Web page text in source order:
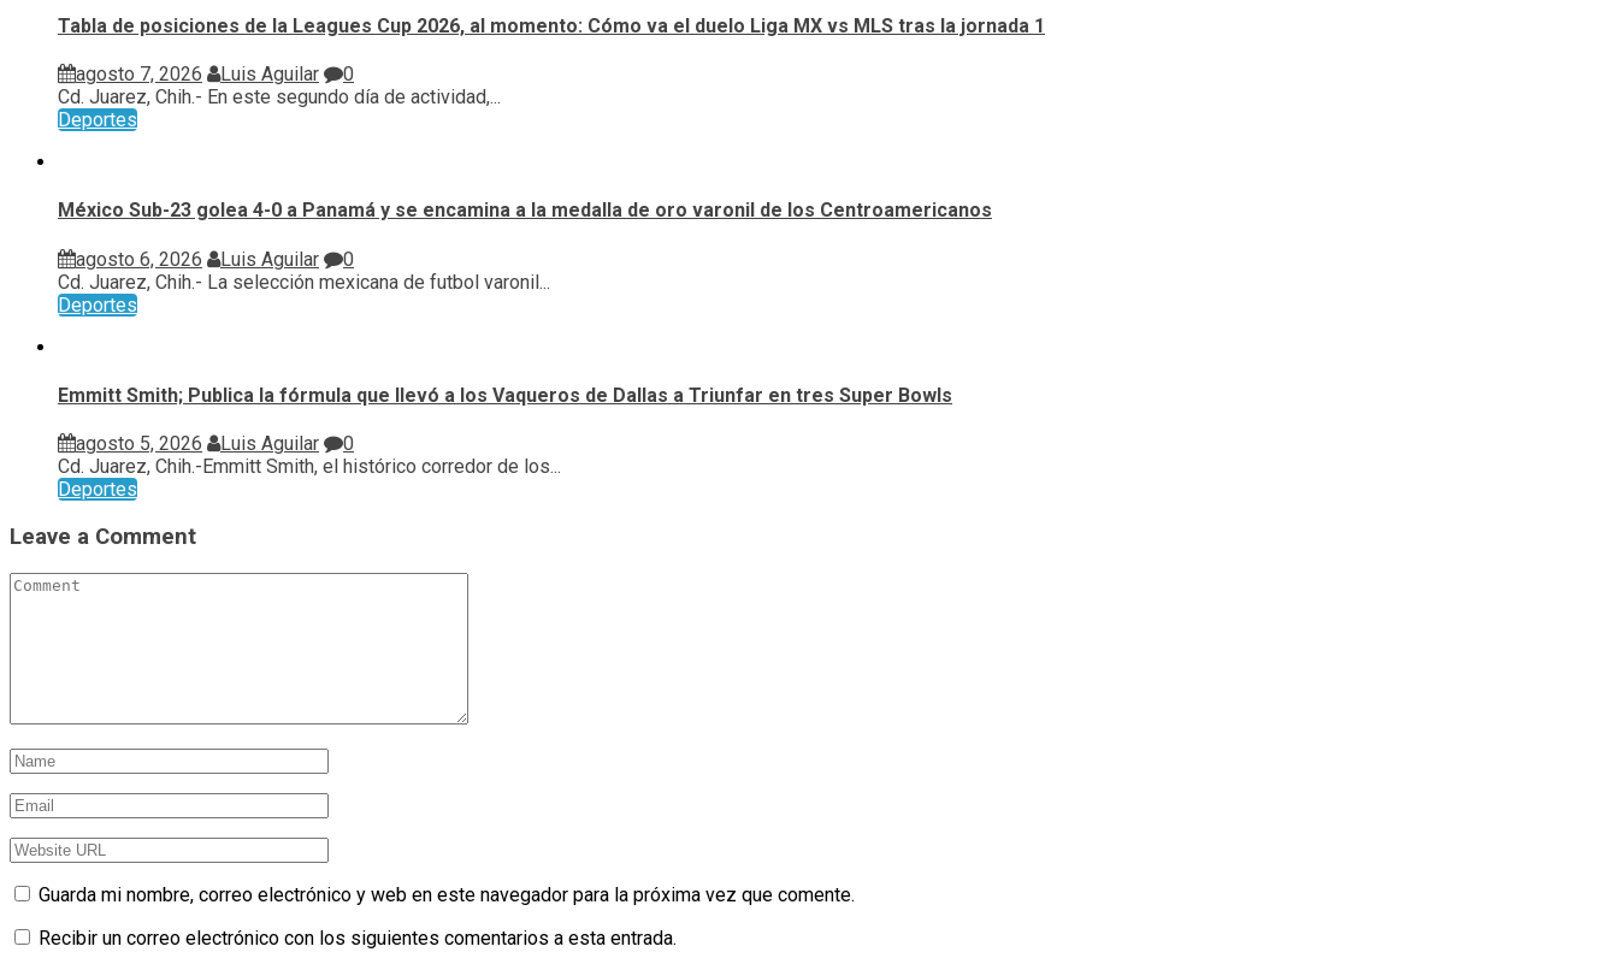
Tabla de posiciones de la Leagues Cup 2026, al momento: Cómo va el duelo Liga MX vs MLS tras la jornada 1
agosto 7, 2026 Luis Aguilar
0
Cd. Juarez, Chih.- En este segundo día de actividad,...
Deportes
México Sub-23 golea 4-0 a Panamá y se encamina a la medalla de oro varonil de los Centroamericanos
agosto 6, 2026 Luis Aguilar
0
Cd. Juarez, Chih.- La selección mexicana de futbol varonil...
Deportes
Emmitt Smith; Publica la fórmula que llevó a los Vaqueros de Dallas a Triunfar en tres Super Bowls
agosto 5, 2026 Luis Aguilar
0
Cd. Juarez, Chih.-Emmitt Smith, el histórico corredor de los...
Deportes
Leave a Comment
Guarda mi nombre, correo electrónico y web en este navegador para la próxima vez que comente.
Recibir un correo electrónico con los siguientes comentarios a esta entrada.